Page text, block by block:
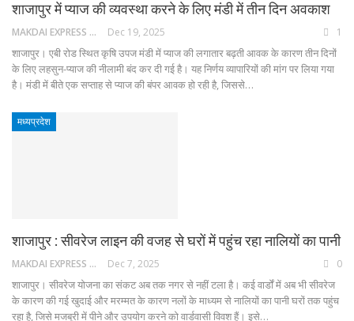
शाजापुर में प्याज की व्यवस्था करने के लिए मंडी में तीन दिन अवकाश
MAKDAI EXPRESS 24 Dec 19, 2025 1
शाजापुर। एबी रोड स्थित कृषि उपज मंडी में प्याज की लगातार बढ़ती आवक के कारण तीन दिनों
के लिए लहसुन-प्याज की नीलामी बंद कर दी गई है। यह निर्णय व्यापारियों की मांग पर लिया गया
है। मंडी में बीते एक सप्ताह से प्याज की बंपर आवक हो रही है, जिससे…
मध्यप्रदेश
शाजापुर : सीवरेज लाइन की वजह से घरों में पहुंच रहा नालियों का पानी
MAKDAI EXPRESS 24 Dec 7, 2025 0
शाजापुर। सीवरेज योजना का संकट अब तक नगर से नहीं टला है। कई वार्डों में अब भी सीवरेज
के कारण की गई खुदाई और मरम्मत के कारण नलों के माध्यम से नालियों का पानी घरों तक पहुंच
रहा है, जिसे मजबूरी में पीने और उपयोग करने को वार्डवासी विवश हैं। इसे…